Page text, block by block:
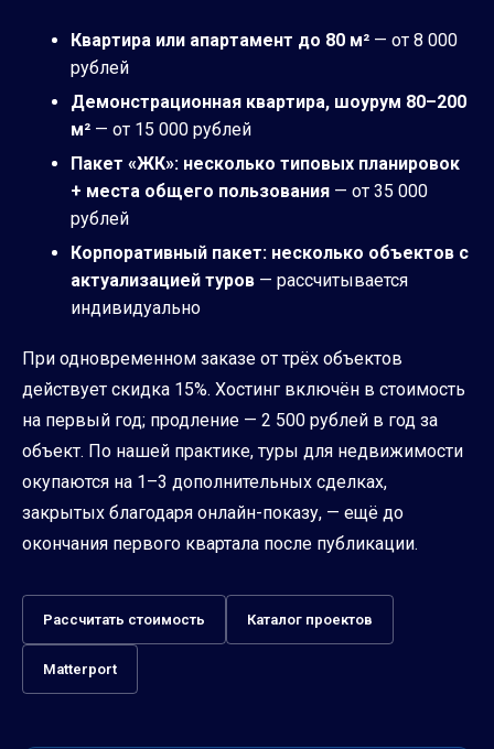
Квартира или апартамент до 80 м² — от 8 000
рублей
Демонстрационная квартира, шоурум 80–200
м² — от 15 000 рублей
Пакет «ЖК»: несколько типовых планировок
+ места общего пользования — от 35 000
рублей
Корпоративный пакет: несколько объектов с
актуализацией туров — рассчитывается
индивидуально
При одновременном заказе от трёх объектов
действует скидка 15%. Хостинг включён в стоимость
на первый год; продление — 2 500 рублей в год за
объект. По нашей практике, туры для недвижимости
окупаются на 1–3 дополнительных сделках,
закрытых благодаря онлайн-показу, — ещё до
окончания первого квартала после публикации.
Рассчитать стоимость Каталог проектов
Matterport